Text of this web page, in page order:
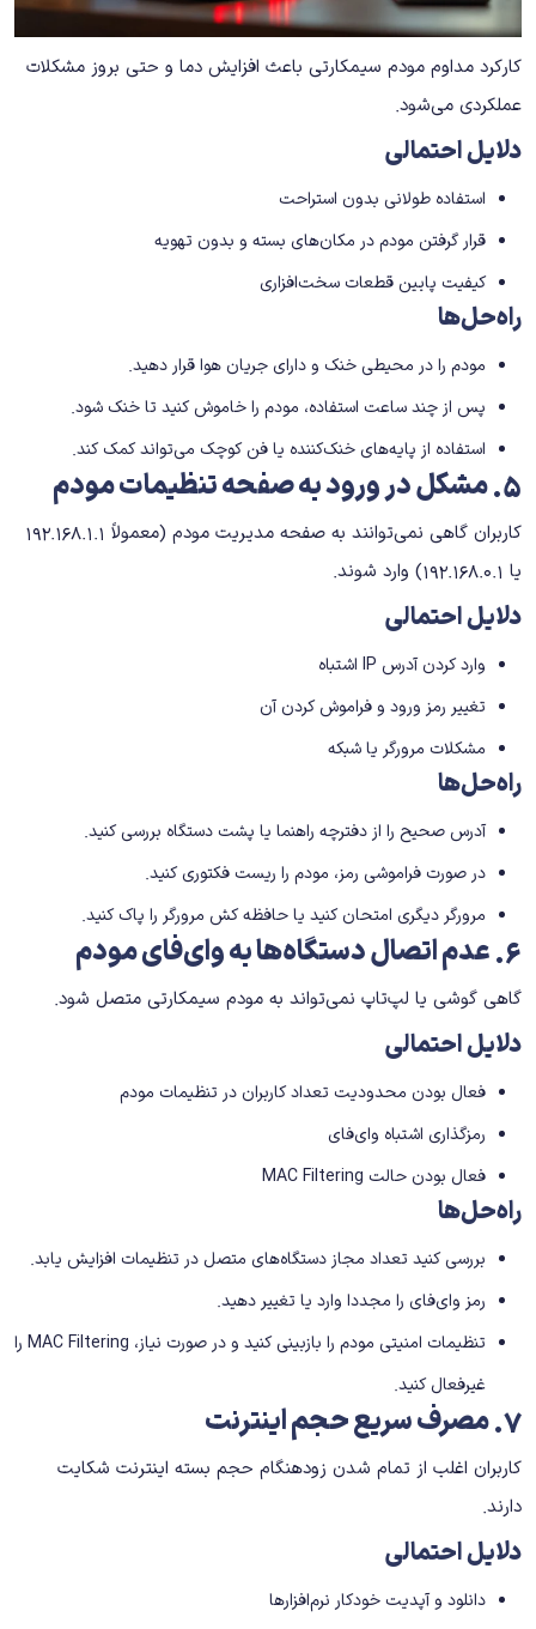
کارکرد مداوم مودم سیمکارتی باعث افزایش دما و حتی بروز مشکلات
عملکردی می‌شود.
دلایل احتمالی
استفاده طولانی بدون استراحت
قرار گرفتن مودم در مکان‌های بسته و بدون تهویه
کیفیت پایین قطعات سخت‌افزاری
راه‌حل‌ها
مودم را در محیطی خنک و دارای جریان هوا قرار دهید.
پس از چند ساعت استفاده، مودم را خاموش کنید تا خنک شود.
استفاده از پایه‌های خنک‌کننده یا فن کوچک می‌تواند کمک کند.
۵.مشکل در ورود به صفحه تنظیمات مودم
کاربران گاهی نمی‌توانند به صفحه مدیریت مودم (معمولاً 192.168.1.1
یا 192.168.0.1) وارد شوند.
دلایل احتمالی
وارد کردن آدرس IP اشتباه
تغییر رمز ورود و فراموش کردن آن
مشکلات مرورگر یا شبکه
راه‌حل‌ها
آدرس صحیح را از دفترچه راهنما یا پشت دستگاه بررسی کنید.
در صورت فراموشی رمز، مودم را ریست فکتوری کنید.
مرورگر دیگری امتحان کنید یا حافظه کش مرورگر را پاک کنید.
۶.عدم اتصال دستگاه‌ها به وای‌فای مودم
گاهی گوشی یا لپ‌تاپ نمی‌تواند به مودم سیمکارتی متصل شود.
دلایل احتمالی
فعال بودن محدودیت تعداد کاربران در تنظیمات مودم
رمزگذاری اشتباه وای‌فای
فعال بودن حالت MAC Filtering
راه‌حل‌ها
بررسی کنید تعداد مجاز دستگاه‌های متصل در تنظیمات افزایش یابد.
رمز وای‌فای را مجددا وارد یا تغییر دهید.
تنظیمات امنیتی مودم را بازبینی کنید و در صورت نیاز، MAC Filtering را
غیرفعال کنید.
۷.مصرف سریع حجم اینترنت
کاربران اغلب از تمام شدن زودهنگام حجم بسته اینترنت شکایت
دارند.
دلایل احتمالی
دانلود و آپدیت خودکار نرم‌افزارها